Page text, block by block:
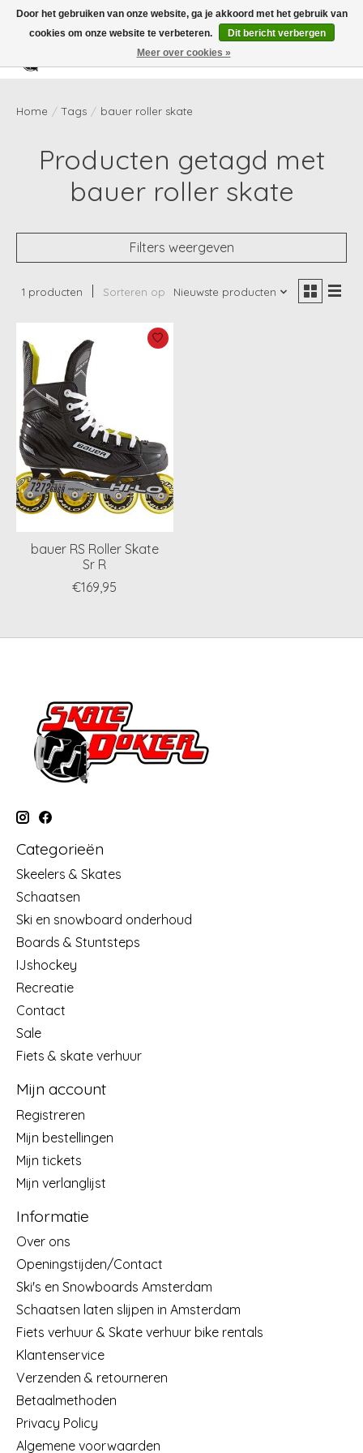
Verlanglijst
Home / Tags / bauer roller skate
Producten getagd met
bauer roller skate
Filters weergeven
1 producten Sorteren op Nieuwste producten
bauer RS Roller Skate
Sr R
€169,95
Categorieën
Skeelers & Skates
Schaatsen
Ski en snowboard onderhoud
Boards & Stuntsteps
IJshockey
Recreatie
Contact
Sale
Fiets & skate verhuur
Mijn account
Registreren
Mijn bestellingen
Mijn tickets
Mijn verlanglijst
Informatie
Over ons
Openingstijden/Contact
Ski's en Snowboards Amsterdam
Schaatsen laten slijpen in Amsterdam
Fiets verhuur & Skate verhuur bike rentals
Klantenservice
Verzenden & retourneren
Betaalmethoden
Privacy Policy
Algemene voorwaarden
Door het gebruiken van onze website, ga je akkoord met het gebruik van
cookies om onze website te verbeteren.
Dit bericht verbergen
Meer over cookies »